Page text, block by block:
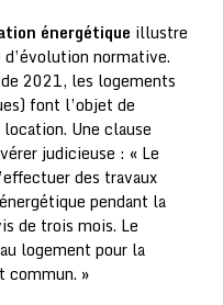
énergétique illustre
normative.
2021, les logements
font l’objet de
Une clause
judicieuse : « Le
des travaux
pendant la
de trois mois. Le
logement pour la
commun. »